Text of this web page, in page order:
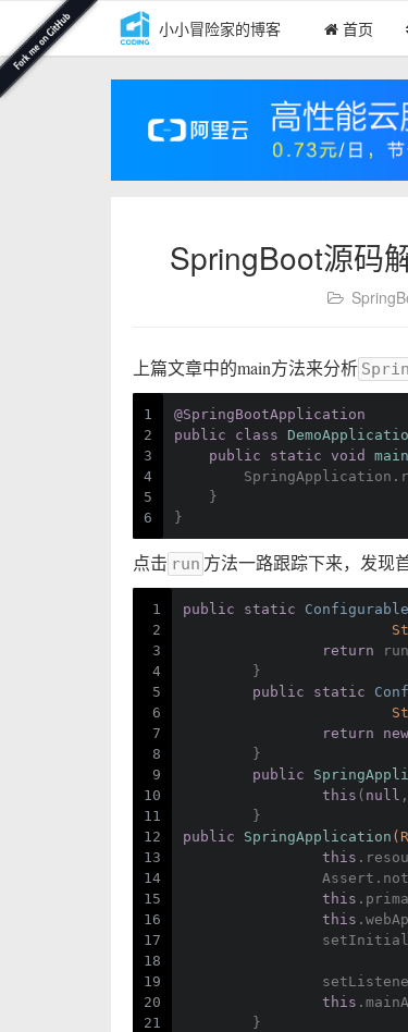
小小冒险家的博客 首页
SpringBoot源码
上篇文章中的main方法来分析
1
2
3
4
5
6
@SpringBootApplication
public
class
public
static void main
    }
}
点击 run 方法一路跟踪下来，发现
1
2
3
4
5
6
7
8
9
10
11
12
13
14
15
16
17
18
19
20
21
public static
return
	}
public
static
return
new
	}
public
this ( null
	}
public
SpringApplication
this
this
this
this
	}